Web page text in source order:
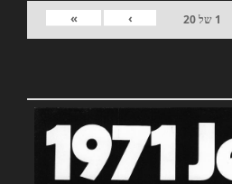
1 של20
›
»